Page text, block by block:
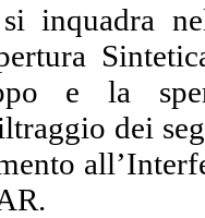
inquadra
e la
dei